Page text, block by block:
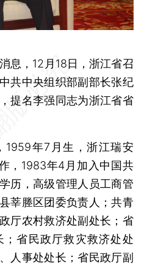
，12月18日，浙江省召
共中央组织部副部长张纪
提名李强同志为浙江省省
年7月生，浙江瑞安
，1983年4月加入中国共
历，高级管理人员工商管
莘塍区团委负责人；共青
厅农村救济处副处长；省
省民政厅救灾救济处处
人事处处长；省民政厅副